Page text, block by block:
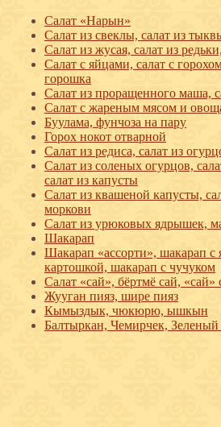
Салат «Нарын»
Салат из свеклы, салат из
Салат из жусая, салат из
Салат с яйцами, салат с
горошка
Салат из проращенного маша,
Салат с жареным мясом и
Буулама, фунчоза на пару
Горох нокот отварной
Салат из редиса, салат из
Салат из соленых огурцов,
салат из капусты
Салат из квашеной капусты,
моркови
Салат из урюковых ядрышек,
Шакарап
Шакарап «ассорти», шакарап с
картошкой, шакарап с чучуком
Салат «сай», бёртмё сай, «сай»
Жууган пияз, шире пияз
Кымыздык, чюкюрю, ышкын
Балтыркан, Чемирчек, Зеленый